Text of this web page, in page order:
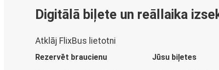
Digitālā biļete un reāllaika
Atklāj FlixBus lietotni
Rezervēt braucienu
Jūsu biļetes